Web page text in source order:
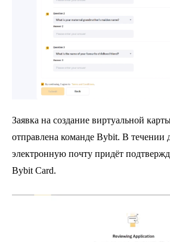
Заявка на создание виртуальной
отправлена команде Bybit. В течении
электронную почту придёт
Bybit Card.